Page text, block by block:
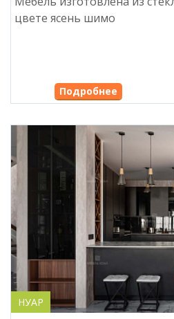
цвете ясень шимо
Подробнее
НУАР